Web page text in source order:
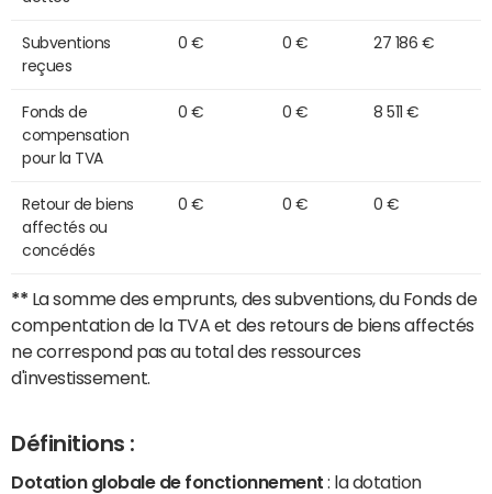
Subventions
reçues
0 € 0 € 27 186 €
Fonds de
compensation
pour la TVA
0 € 0 € 8 511 €
Retour de biens
affectés ou
concédés
0 € 0 € 0 €
** La somme des emprunts, des subventions, du Fonds de
compentation de la TVA et des retours de biens affectés
ne correspond pas au total des ressources
d'investissement.
Définitions :
Dotation globale de fonctionnement : la dotation